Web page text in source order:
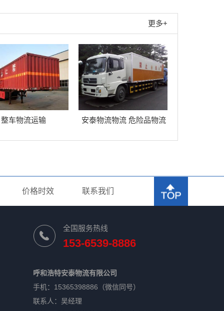
更多+
整车物流运输 安泰物流物流 危险品物流
运输
价格时效 联系我们
全国服务热线
153-6539-8886
呼和浩特安泰物流有限公司
手机：15365398886（微信同号）
联系人：吴经理